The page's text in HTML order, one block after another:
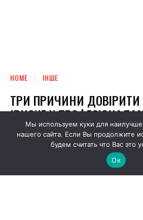
Мы используем куки для
нашего сайта. Если Вы продолжите
будем считать что Вас это
Ок